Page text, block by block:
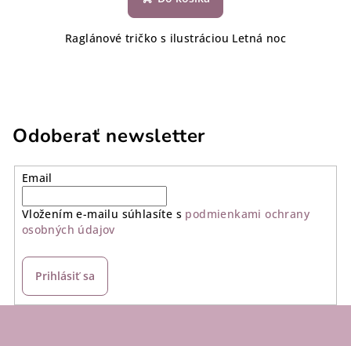
Raglánové tričko s ilustráciou Letná noc
Odoberať newsletter
Email
Vložením e-mailu súhlasíte s podmienkami ochrany
osobných údajov
Prihlásiť sa